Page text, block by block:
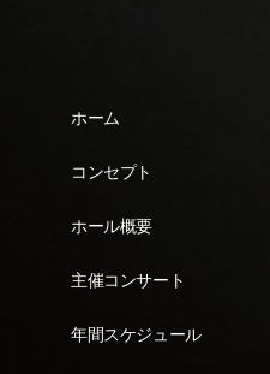
ホーム
コンセプト
ホール概要
主催コンサート
年間スケジュール